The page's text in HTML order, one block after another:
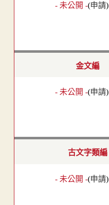
- 未公開 -(申請)
金文編
- 未公開 -(申請)
古文字類編
- 未公開 -(申請)